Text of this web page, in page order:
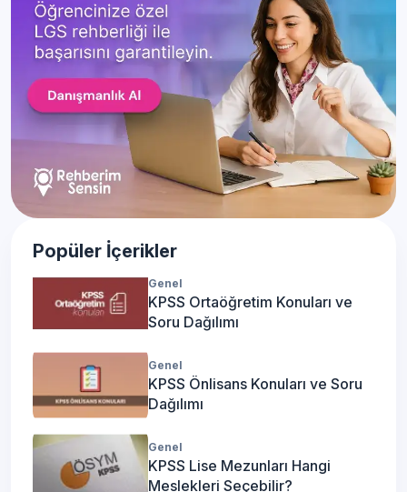
Popüler İçerikler
Genel
KPSS Ortaöğretim Konuları ve
Soru Dağılımı
Genel
KPSS Önlisans Konuları ve Soru
Dağılımı
Genel
KPSS Lise Mezunları Hangi
Meslekleri Seçebilir?